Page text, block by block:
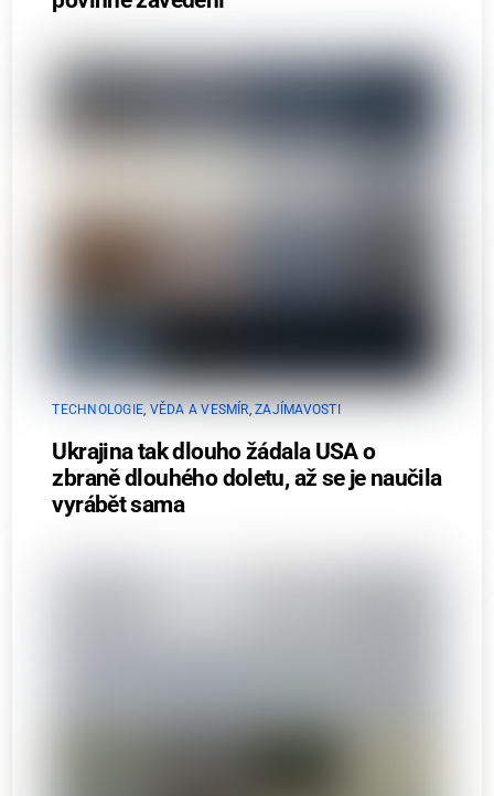
TECHNOLOGIE VĚDA A VESMÍR ,ZAJÍMAVOSTI
Ukrajina tak dlouho žádala USA o
zbraně dlouhého doletu, až se je naučila
vyrábět sama